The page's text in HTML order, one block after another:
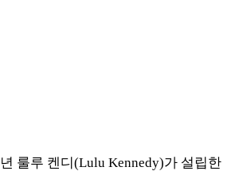
룰루 켄디(Lulu Kennedy)가 설립한